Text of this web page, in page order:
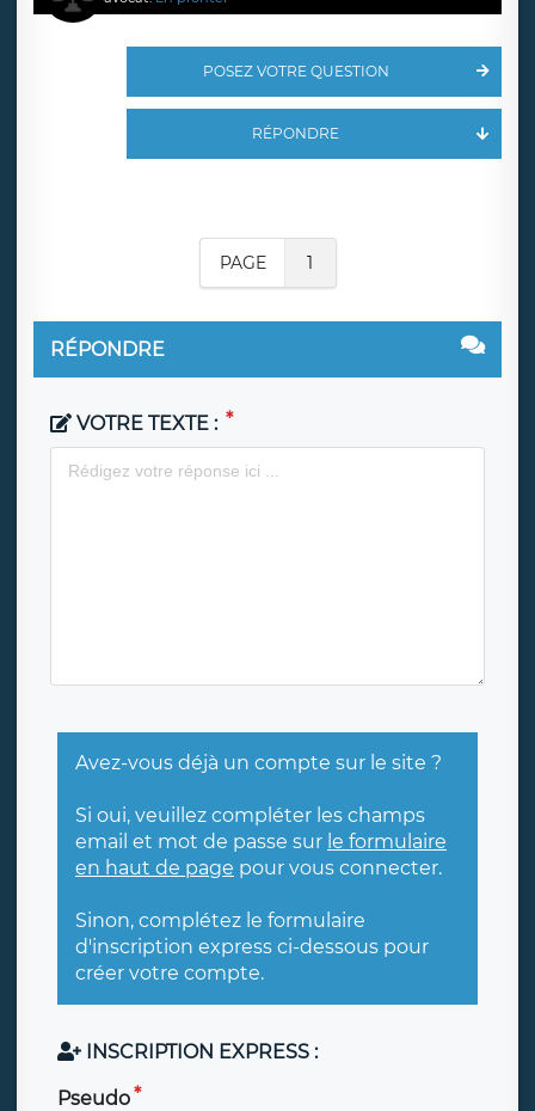
POSEZ VOTRE QUESTION
RÉPONDRE
PAGE 1
RÉPONDRE
VOTRE TEXTE :
Avez-vous déjà un compte sur le site ?
Si oui, veuillez compléter les champs
email et mot de passe sur le formulaire
en haut de page pour vous connecter.
Sinon, complétez le formulaire
d'inscription express ci-dessous pour
créer votre compte.
INSCRIPTION EXPRESS :
Pseudo